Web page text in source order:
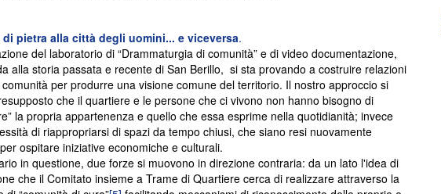
di pietra alla città degli uomini... e viceversa.
del laboratorio di “Drammaturgia di comunità” e di video documentazione,
alla storia passata e recente di San Berillo, si sta provando a costruire relazioni
per produrre una visione comune del territorio. Il nostro approccio si
che il quartiere e le persone che ci vivono non hanno bisogno di
la propria appartenenza e quello che essa esprime nella quotidianità; invece
di riappropriarsi di spazi da tempo chiusi, che siano resi nuovamente
ospitare iniziative economiche e culturali.
in questione, due forze si muovono in direzione contraria: da un lato l'idea di
che il Comitato insieme a Trame di Quartiere cerca di realizzare attraverso la